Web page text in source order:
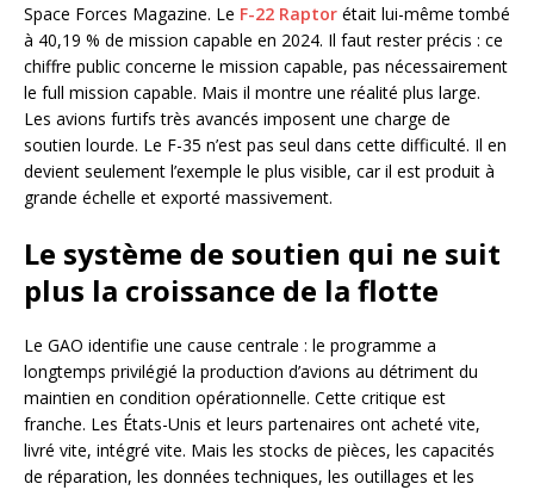
Space Forces Magazine. Le F-22 Raptor était lui-même tombé
à 40,19 % de mission capable en 2024. Il faut rester précis : ce
chiffre public concerne le mission capable, pas nécessairement
le full mission capable. Mais il montre une réalité plus large.
Les avions furtifs très avancés imposent une charge de
soutien lourde. Le F-35 n’est pas seul dans cette difficulté. Il en
devient seulement l’exemple le plus visible, car il est produit à
grande échelle et exporté massivement.
Le système de soutien qui ne suit
plus la croissance de la flotte
Le GAO identifie une cause centrale : le programme a
longtemps privilégié la production d’avions au détriment du
maintien en condition opérationnelle. Cette critique est
franche. Les États-Unis et leurs partenaires ont acheté vite,
livré vite, intégré vite. Mais les stocks de pièces, les capacités
de réparation, les données techniques, les outillages et les